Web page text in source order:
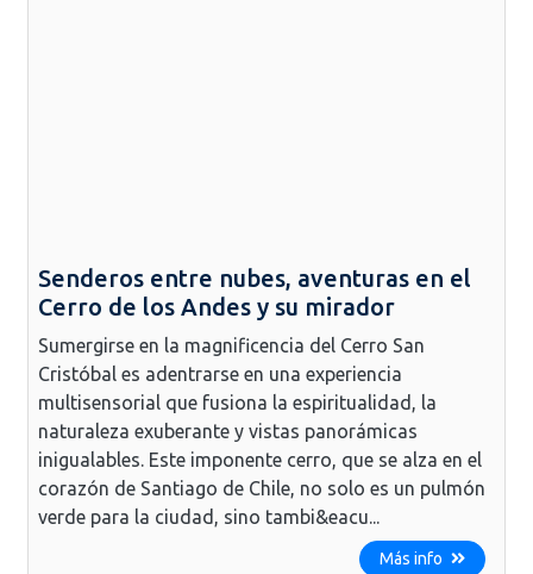
Senderos entre nubes, aventuras en el
Cerro de los Andes y su mirador
Sumergirse en la magnificencia del Cerro San
Cristóbal es adentrarse en una experiencia
multisensorial que fusiona la espiritualidad, la
naturaleza exuberante y vistas panorámicas
inigualables. Este imponente cerro, que se alza en el
corazón de Santiago de Chile, no solo es un pulmón
verde para la ciudad, sino tambi&eacu...
Más info